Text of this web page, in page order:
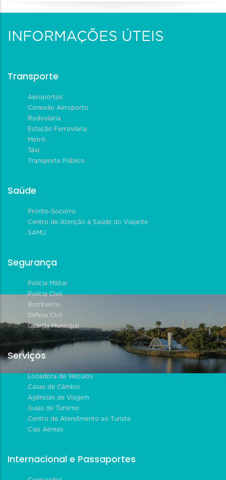
INFORMAÇÕES ÚTEIS
Transporte
Aeroportos
Conexão Aeroporto
Rodoviária
Estação Ferroviária
Metrô
Táxi
Transporte Público
Saúde
Pronto-Socorro
Centro de Atenção à Saúde do Viajante
SAMU
Segurança
Polícia Militar
Polícia Civil
Bombeiros
Defesa Civil
Guarda Municipal
Serviços
Locadora de Veículos
Casas de Câmbio
Agências de Viagem
Guias de Turismo
Centro de Atendimento ao Turista
Cias Aéreas
Internacional e Passaportes